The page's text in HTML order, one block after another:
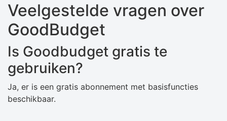
Veelgestelde vragen over
GoodBudget
Is Goodbudget gratis te
gebruiken?
Ja, er is een gratis abonnement met basisfuncties
beschikbaar.